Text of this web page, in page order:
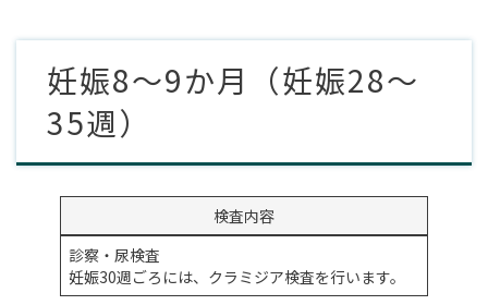
妊娠8～9か月（妊娠28～
35週）
検査内容
診察・尿検査
妊娠30週ごろには、クラミジア検査を行います。